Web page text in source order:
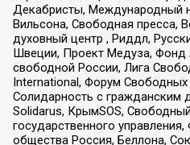
Декабристы, Международный
Вильсона, Свободная пресса,
духовный центр , Риддл,
Швеции, Проект Медуза, Фонд
свободной России, Лига
International, Форум
Солидарность с гражданским
Solidarus, КрымSOS,
государственного
общества Россия, Беллона,